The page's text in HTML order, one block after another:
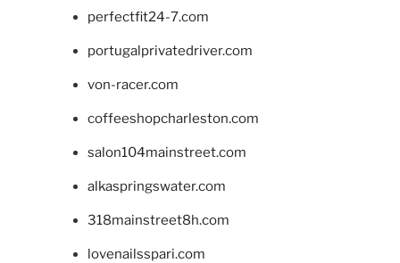
perfectfit24-7.com
portugalprivatedriver.com
von-racer.com
coffeeshopcharleston.com
salon104mainstreet.com
alkaspringswater.com
318mainstreet8h.com
lovenailsspari.com